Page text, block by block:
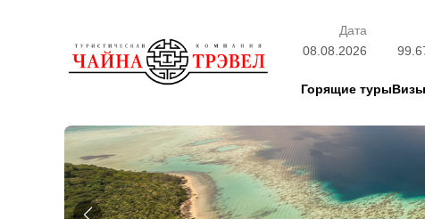
Дата
08.08.2026
Горящие турыВизы